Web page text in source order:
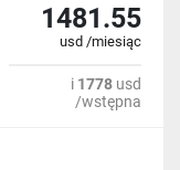
1481.55
usd /miesiąc
i 1778 usd
/wstępna